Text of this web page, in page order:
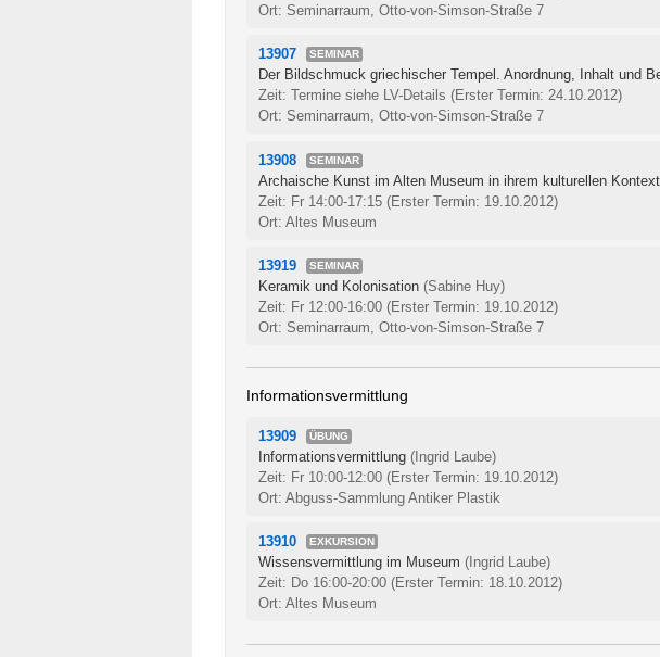
Ort: Seminarraum, Otto-von-Simson-Straße 7
13907 SEMINAR
Der Bildschmuck griechischer Tempel. Anordnung, Inhalt und
Zeit: Termine siehe LV-Details (Erster Termin: 24.10.2012)
Ort: Seminarraum, Otto-von-Simson-Straße 7
13908 SEMINAR
Archaische Kunst im Alten Museum in ihrem kulturellen Kontext
Zeit: Fr 14:00-17:15 (Erster Termin: 19.10.2012)
Ort: Altes Museum
13919 SEMINAR
Keramik und Kolonisation (Sabine Huy)
Zeit: Fr 12:00-16:00 (Erster Termin: 19.10.2012)
Ort: Seminarraum, Otto-von-Simson-Straße 7
Informationsvermittlung
13909 ÜBUNG
Informationsvermittlung (Ingrid Laube)
Zeit: Fr 10:00-12:00 (Erster Termin: 19.10.2012)
Ort: Abguss-Sammlung Antiker Plastik
13910 EXKURSION
Wissensvermittlung im Museum (Ingrid Laube)
Zeit: Do 16:00-20:00 (Erster Termin: 18.10.2012)
Ort: Altes Museum